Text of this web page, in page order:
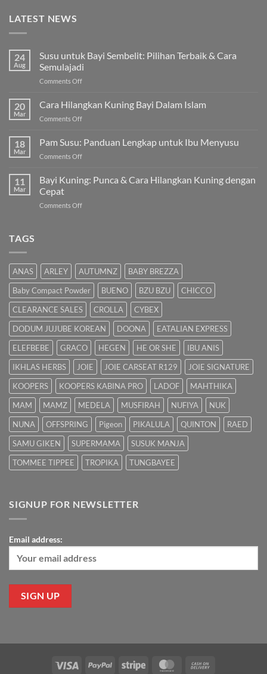
LATEST NEWS
24
Aug
Susu untuk Bayi Sembelit: Pilihan Terbaik & Cara
Semulajadi
Comments Offon
untuk
Bayi
Sembelit:
Terbaik
20
Mar
Cara Hilangkan Kuning Bayi Dalam Islam
Comments Offon
Hilangkan
Kuning
Bayi
Islam
18
Mar
Pam Susu: Panduan Lengkap untuk Ibu Menyusu
Comments Offon
Susu:
Panduan
untuk
11
Mar
Bayi Kuning: Punca & Cara Hilangkan Kuning dengan
Cepat
Comments Offon
Hilangkan
Kuning
dengan
Cepat
TAGS
ANAS ARLEY AUTUMNZ
BABY BREZZA
Baby Compact Powder
BUENO BZU BZU
CHICCO
CLEARANCE SALES
CROLLA
CYBEX
DODUM JUJUBE KOREAN
DOONA
EATALIAN EXPRESS
ELEFBEBE
GRACO HEGEN HE OR SHE
IBU ANIS
IKHLAS HERBS
JOIE JOIE CARSEAT R129
JOIE SIGNATURE
KOOPERS
KOOPERS KABINA PRO LADOF
MAHTHIKA
MAM
MAMZ MEDELA MUSFIRAH NUFIYA
NUK
NUNA
OFFSPRING Pigeon PIKALULA QUINTON
RAED
SAMU GIKEN
SUPERMAMA
SUSUK MANJA
TOMMEE TIPPEE
TROPIKA TUNGBAYEE
SIGNUP FOR NEWSLETTER
Email address:
Visa PayPal Stripe MasterCard